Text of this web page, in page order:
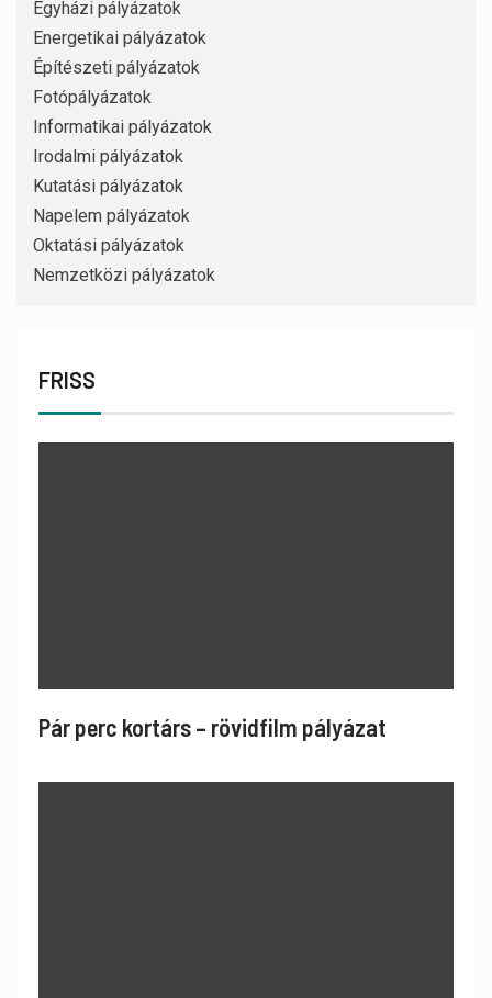
Egyházi pályázatok
Energetikai pályázatok
Építészeti pályázatok
Fotópályázatok
Informatikai pályázatok
Irodalmi pályázatok
Kutatási pályázatok
Napelem pályázatok
Oktatási pályázatok
Nemzetközi pályázatok
FRISS
Pár perc kortárs – rövidfilm pályázat